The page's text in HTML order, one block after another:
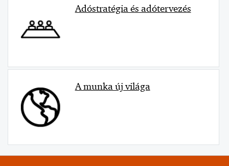
Adóstratégia és adótervezés
A munka új világa